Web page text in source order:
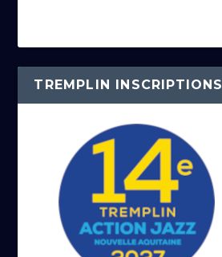
TREMPLIN INSCRIPTIONS